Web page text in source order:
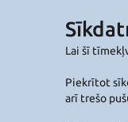
Lai šī
Piekrītot
arī trešo